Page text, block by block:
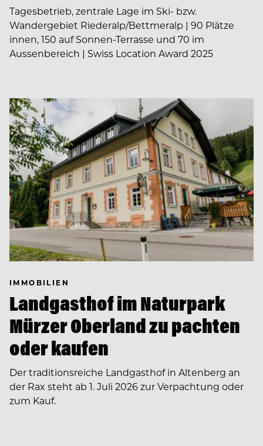
Tagesbetrieb, zentrale Lage im Ski- bzw.
Wandergebiet Riederalp/Bettmeralp | 90 Plätze
innen, 150 auf Sonnen-Terrasse und 70 im
Aussenbereich | Swiss Location Award 2025
IMMOBILIEN
Landgasthof im Naturpark
Mürzer Oberland zu pachten
oder kaufen
Der traditionsreiche Landgasthof in Altenberg an
der Rax steht ab 1. Juli 2026 zur Verpachtung oder
zum Kauf.